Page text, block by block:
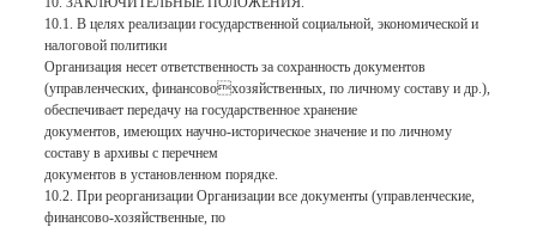
10.1. В целях реализации государственной социальной, экономической и
налоговой политики
Организация несет ответственность за сохранность документов
(управленческих, финансовохозяйственных, по личному составу и др.),
обеспечивает передачу на государственное хранение
документов, имеющих научно-историческое значение и по личному
составу в архивы с перечнем
документов в установленном порядке.
10.2. При реорганизации Организации все документы (управленческие,
финансово-хозяйственные, по